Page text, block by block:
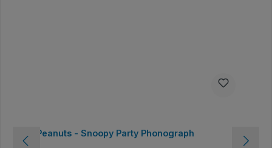
Peanuts - Snoopy Party Phonograph